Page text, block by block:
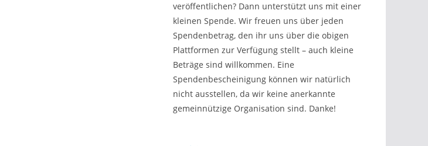
veröffentlichen? Dann unterstützt uns mit einer
kleinen Spende. Wir freuen uns über jeden
Spendenbetrag, den ihr uns über die obigen
Plattformen zur Verfügung stellt – auch kleine
Beträge sind willkommen. Eine
Spendenbescheinigung können wir natürlich
nicht ausstellen, da wir keine anerkannte
gemeinnützige Organisation sind. Danke!